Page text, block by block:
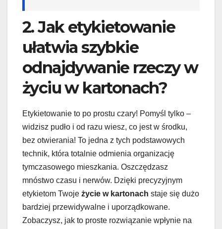
2. Jak etykietowanie
ułatwia szybkie
odnajdywanie rzeczy w
życiu w kartonach?
Etykietowanie to po prostu czary! Pomyśl tylko –
widzisz pudło i od razu wiesz, co jest w środku,
bez otwierania! To jedna z tych podstawowych
technik, która totalnie odmienia organizację
tymczasowego mieszkania. Oszczędzasz
mnóstwo czasu i nerwów. Dzięki precyzyjnym
etykietom Twoje życie w kartonach staje się dużo
bardziej przewidywalne i uporządkowane.
Zobaczysz, jak to proste rozwiązanie wpłynie na